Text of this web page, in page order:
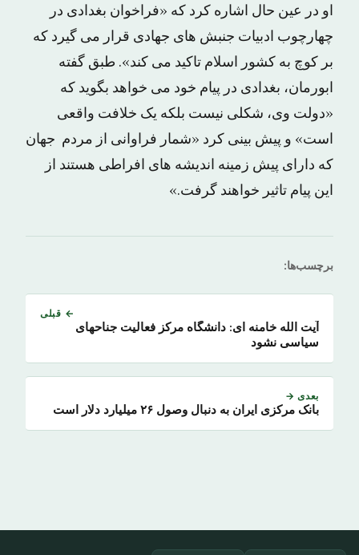
او در عین حال اشاره کرد که «فراخوان بغدادی در
چهارچوب ادبیات جنبش های جهادی قرار می گیرد که
بر کوچ به کشور اسلام تاکید می کند». طبق گفته
ابورمان، بغدادی در پیام خود می خواهد بگوید که
«دولت وی، شکلی نیست بلکه یک خلافت واقعی
است» و پیش بینی کرد «شمار فراوانی از مردم جهان
که دارای پیش زمینه اندیشه های افراطی هستند از
این پیام تاثیر خواهند گرفت.»
برچسب‌ها:
← قبلی
آیت الله خامنه ای: دانشگاه مرکز فعالیت جناحهاى
سیاسى نشود
بعدی →
بانک مرکزی ایران به دنبال وصول ۲۶ میلیارد دلار است